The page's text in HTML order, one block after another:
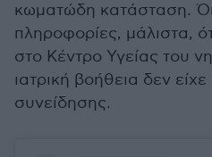
κωματώδη κατάσταση.
πληροφορίες, μάλιστα,
στο Κέντρο Υγείας του
ιατρική βοήθεια δεν
συνείδησης.